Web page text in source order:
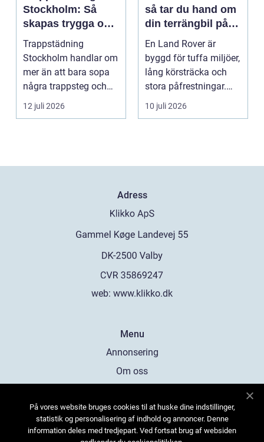
Stockholm: Så
skapas trygga och
trivsamma
trapphus
Trappstädning
Stockholm handlar om
mer än att bara sopa
några trappsteg och
torka en...
12 juli 2026
så tar du hand om
din terrängbil på
rätt sätt
En Land Rover är
byggd för tuffa miljöer,
lång körsträcka och
stora påfrestningar.
Samtidigt är det ...
10 juli 2026
Adress
web: www.klikko.dk
Menu
Annonsering
Om oss
Kontakta oss
Sitemap
På vores website bruges cookies til at huske dine indstillinger,
statistik og personalisering af indhold og annoncer. Denne
information deles med tredjepart. Ved fortsat brug af websiden